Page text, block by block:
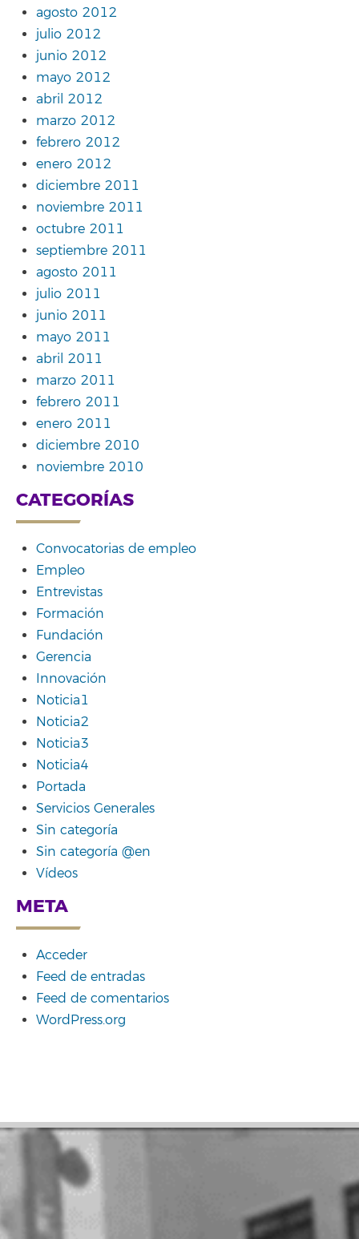
agosto 2012
julio 2012
junio 2012
mayo 2012
abril 2012
marzo 2012
febrero 2012
enero 2012
diciembre 2011
noviembre 2011
octubre 2011
septiembre 2011
agosto 2011
julio 2011
junio 2011
mayo 2011
abril 2011
marzo 2011
febrero 2011
enero 2011
diciembre 2010
noviembre 2010
CATEGORÍAS
Convocatorias de empleo
Empleo
Entrevistas
Formación
Fundación
Gerencia
Innovación
Noticia1
Noticia2
Noticia3
Noticia4
Portada
Servicios Generales
Sin categoría
Sin categoría @en
Vídeos
META
Acceder
Feed de entradas
Feed de comentarios
WordPress.org